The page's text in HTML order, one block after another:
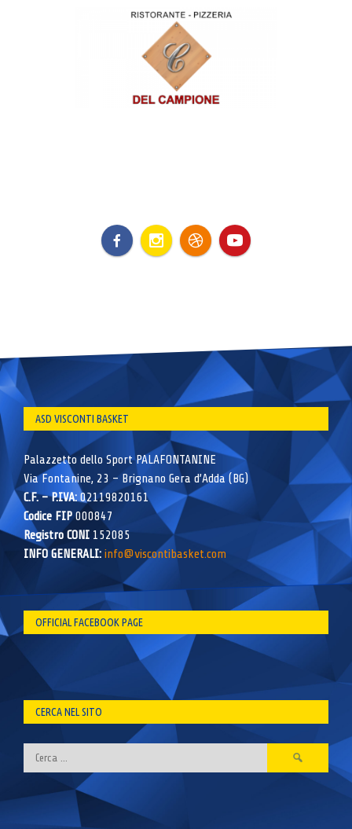
ASD VISCONTI BASKET
Palazzetto dello Sport PALAFONTANINE
Via Fontanine, 23 – Brignano Gera d’Adda (BG)
C.F. – P.IVA:02119820161
Codice FIP000847
Registro CONI 152085
INFO GENERALI: info@viscontibasket.com
OFFICIAL FACEBOOK PAGE
CERCA NEL SITO
Ricerca
per: